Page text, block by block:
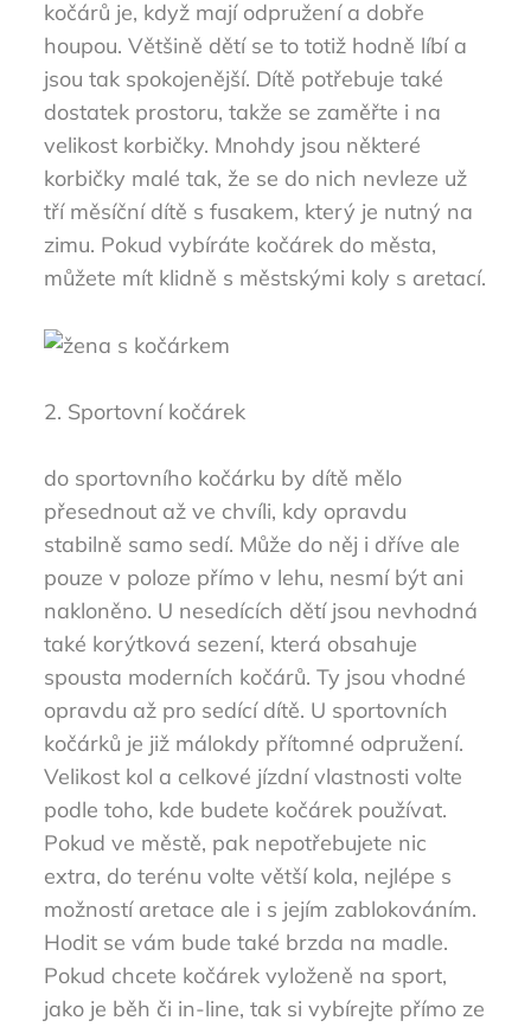
kočárů je, když mají odpružení a dobře
houpou. Většině dětí se to totiž hodně líbí a
jsou tak spokojenější. Dítě potřebuje také
dostatek prostoru, takže se zaměřte i na
velikost korbičky. Mnohdy jsou některé
korbičky malé tak, že se do nich nevleze už
tří měsíční dítě s fusakem, který je nutný na
zimu. Pokud vybíráte kočárek do města,
můžete mít klidně s městskými koly s aretací.
2. Sportovní kočárek
do sportovního kočárku by dítě mělo
přesednout až ve chvíli, kdy opravdu
stabilně samo sedí. Může do něj i dříve ale
pouze v poloze přímo v lehu, nesmí být ani
nakloněno. U nesedících dětí jsou nevhodná
také korýtková sezení, která obsahuje
spousta moderních kočárů. Ty jsou vhodné
opravdu až pro sedící dítě. U sportovních
kočárků je již málokdy přítomné odpružení.
Velikost kol a celkové jízdní vlastnosti volte
podle toho, kde budete kočárek používat.
Pokud ve městě, pak nepotřebujete nic
extra, do terénu volte větší kola, nejlépe s
možností aretace ale i s jejím zablokováním.
Hodit se vám bude také brzda na madle.
Pokud chcete kočárek vyloženě na sport,
jako je běh či in-line, tak si vybírejte přímo ze